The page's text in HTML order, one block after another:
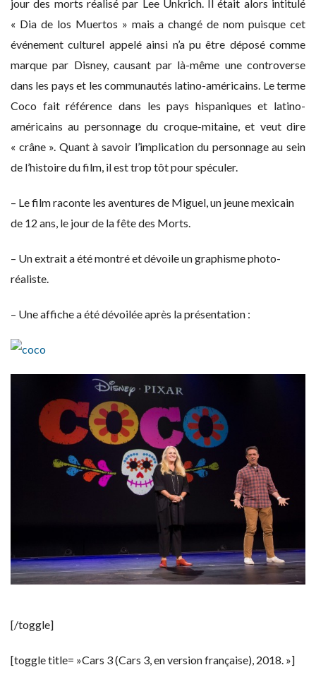
jour des morts réalisé par Lee Unkrich. Il était alors intitulé
« Dia de los Muertos » mais a changé de nom puisque cet
événement culturel appelé ainsi n’a pu être déposé comme
marque par Disney, causant par là-même une controverse
dans les pays et les communautés latino-américains. Le terme
Coco fait référence dans les pays hispaniques et latino-
américains au personnage du croque-mitaine, et veut dire
« crâne ». Quant à savoir l’implication du personnage au sein
de l’histoire du film, il est trop tôt pour spéculer.
– Le film raconte les aventures de Miguel, un jeune mexicain
de 12 ans, le jour de la fête des Morts.
– Un extrait a été montré et dévoile un graphisme photo-
réaliste.
– Une affiche a été dévoilée après la présentation :
[/toggle]
[toggle title= »Cars 3 (Cars 3, en version française), 2018. »]